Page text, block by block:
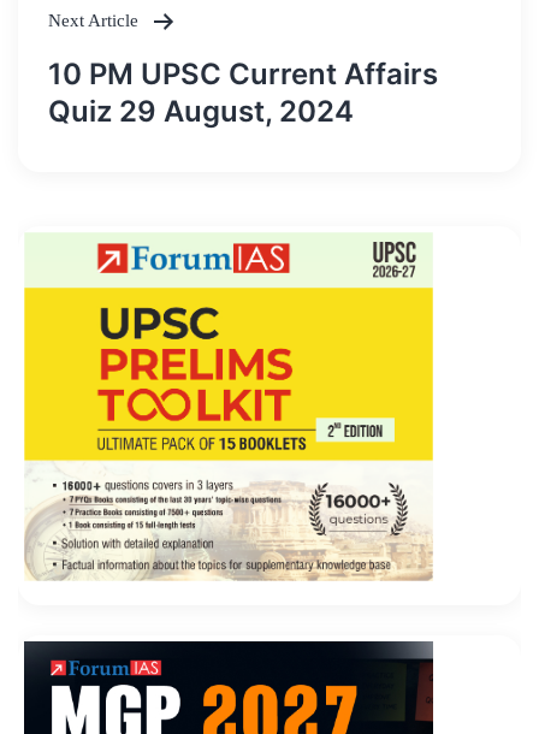
Next Article
10 PM UPSC Current Affairs
Quiz 29 August, 2024